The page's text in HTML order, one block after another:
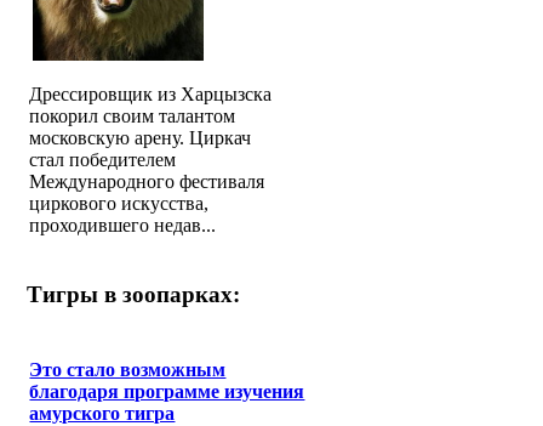
Дрессировщик из Харцызска
покорил своим талантом
московскую арену. Циркач
стал победителем
Международного фестиваля
циркового искусства,
проходившего недав...
Тигры в зоопарках:
Это стало возможным
благодаря программе изучения
амурского тигра